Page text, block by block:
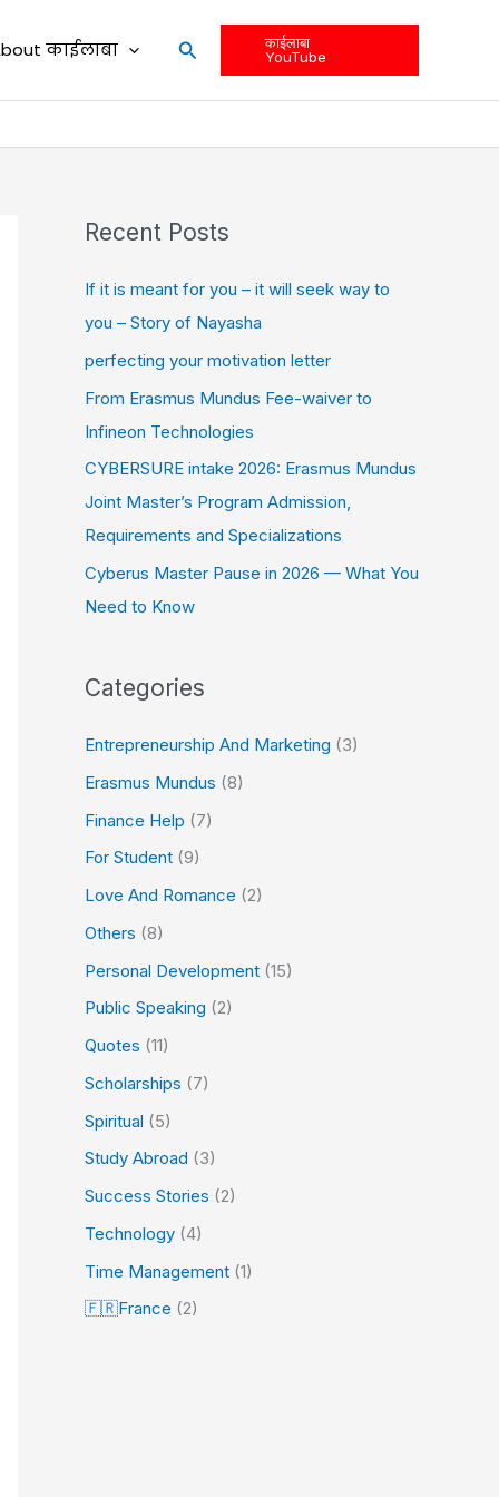
काईलाबा Search
काईलाबा
YouTube
Recent Posts
If it is meant for you – it will seek way to
you – Story of Nayasha
perfecting your motivation letter
From Erasmus Mundus Fee-waiver to
Infineon Technologies
CYBERSURE intake 2026: Erasmus Mundus
Joint Master’s Program Admission,
Requirements and Specializations
Cyberus Master Pause in 2026 — What You
Need to Know
Categories
Entrepreneurship And Marketing (3)
Erasmus Mundus (8)
Finance Help (7)
For Student (9)
Love And Romance (2)
Others (8)
Personal Development (15)
Public Speaking (2)
Quotes (11)
Scholarships (7)
Spiritual (5)
Study Abroad (3)
Success Stories (2)
Technology (4)
Time Management (1)
🇫🇷France (2)